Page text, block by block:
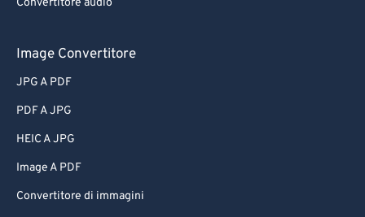
Convertitore audio
Image Convertitore
JPG A PDF
PDF A JPG
HEIC A JPG
Image A PDF
Convertitore di immagini